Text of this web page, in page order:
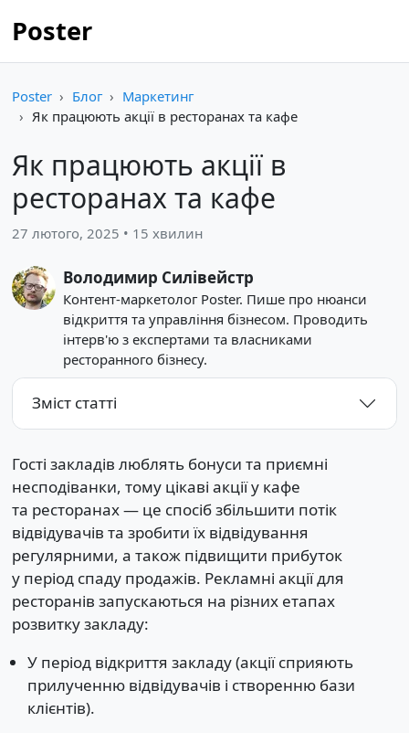
Poster
Poster Блог
Маркетинг
Як працюють акції в ресторанах та кафе
Як працюють акції в
ресторанах та кафе
27 лютого, 2025 • 15 хвилин
Володимир Силівейстр
Контент-маркетолог Poster. Пише про нюанси
відкриття та управління бізнесом. Проводить
інтерв'ю з експертами та власниками
ресторанного бізнесу.
Зміст статті
Гості закладів люблять бонуси та приємні
несподіванки, тому цікаві акції у кафе
та ресторанах — це спосіб збільшити потік
відвідувачів та зробити їх відвідування
регулярними, а також підвищити прибуток
у період спаду продажів. Рекламні акції для
ресторанів запускаються на різних етапах
розвитку закладу:
У період відкриття закладу (акції сприяють
прилученню відвідувачів і створенню бази
клієнтів).